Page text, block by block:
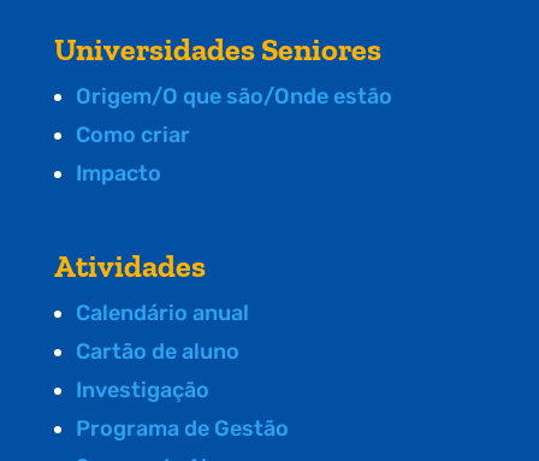
Universidades Seniores
Origem/O que são/Onde estão
Como criar
Impacto
Atividades
Calendário anual
Cartão de aluno
Investigação
Programa de Gestão